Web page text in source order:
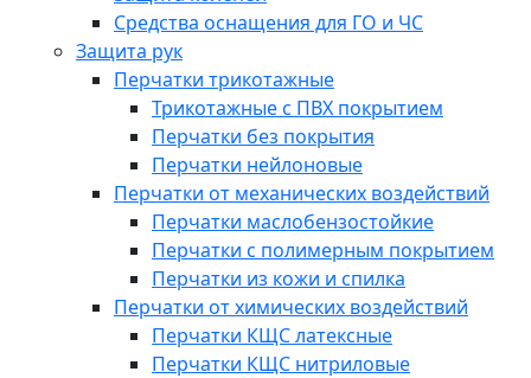
Средства оснащения для ГО и ЧС
Защита рук
Перчатки трикотажные
Трикотажные с ПВХ покрытием
Перчатки без покрытия
Перчатки нейлоновые
Перчатки от механических воздействий
Перчатки маслобензостойкие
Перчатки с полимерным покрытием
Перчатки из кожи и спилка
Перчатки от химических воздействий
Перчатки КЩС латексные
Перчатки КЩС нитриловые